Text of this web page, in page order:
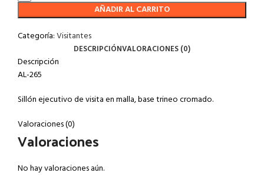
AÑADIR AL CARRITO
Categoría:Visitantes
DESCRIPCIÓNVALORACIONES (0)
Descripción
AL-265
Sillón ejecutivo de visita en malla, base trineo cromado.
Valoraciones (0)
Valoraciones
No hay valoraciones aún.